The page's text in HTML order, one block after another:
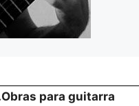
para guitarra